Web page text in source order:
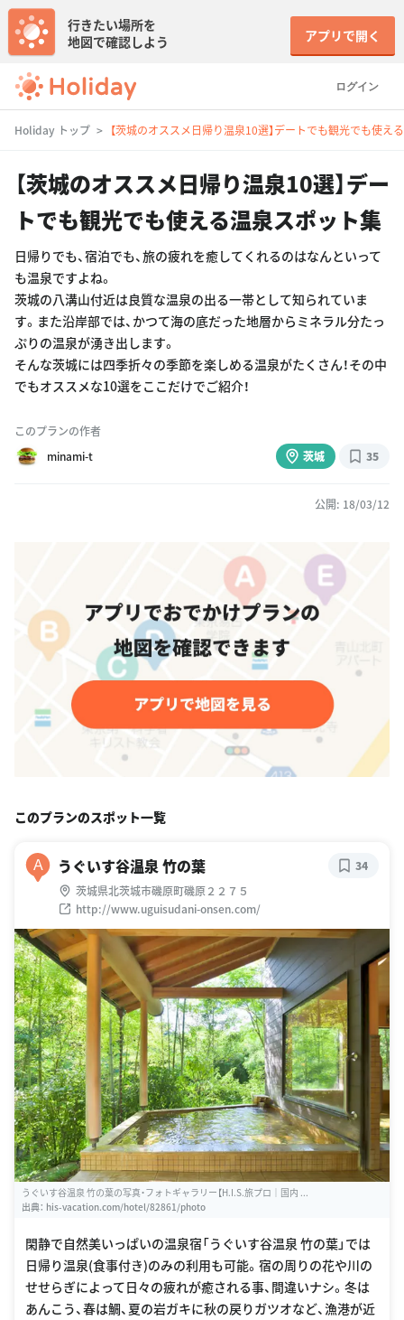
ログイン
行きたい場所を
地図で確認しよう
アプリで開く
Holiday トップ 【茨城のオススメ日帰り温泉10選】デートでも観光でも使え
【茨城のオススメ日帰り温泉10選】デー
トでも観光でも使える温泉スポット集
日帰りでも、宿泊でも、旅の疲れを癒してくれるのはなんといって
も温泉ですよね。
茨城の八溝山付近は良質な温泉の出る一帯として知られていま
す。また沿岸部では、かつて海の底だった地層からミネラル分たっ
ぷりの温泉が湧き出します。
そんな茨城には四季折々の季節を楽しめる温泉がたくさん！その中
でもオススメな10選をここだけでご紹介！
このプランの作者
minami-t
茨城 35
公開: 18/03/12
このプランのスポット一覧
A うぐいす谷温泉 竹の葉
茨城県北茨城市磯原町磯原２２７５
http://www.uguisudani-onsen.com/
34
うぐいす谷温泉 竹の葉の写真・フォトギャラリー【H.I.S.旅プロ｜国内 ...
出典： his-vacation.com/hotel/82861/photo
閑静で自然美いっぱいの温泉宿「うぐいす谷温泉 竹の葉」では
日帰り温泉(食事付き)のみの利用も可能。宿の周りの花や川の
せせらぎによって日々の疲れが癒される事、間違いナシ。冬は
あんこう、春は鯛、夏の岩ガキに秋の戻りガツオなど、漁港が近